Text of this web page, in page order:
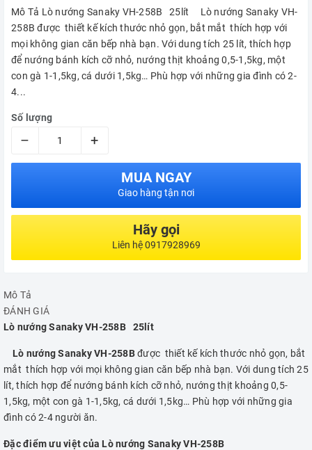
Mô Tả Lò nướng Sanaky VH-258B 25lít Lò nướng Sanaky VH-
258B được thiết kế kích thước nhỏ gọn, bắt mắt thích hợp với
mọi không gian căn bếp nhà bạn. Với dung tích 25 lít, thích hợp
để nướng bánh kích cỡ nhỏ, nướng thịt khoảng 0,5-1,5kg, một
con gà 1-1,5kg, cá dưới 1,5kg… Phù hợp với những gia đình có 2-
4...
Số lượng
– +
MUA NGAY
Giao hàng tận nơi
Hãy gọi
Liên hệ 0917928969
Mô Tả
ĐÁNH GIÁ
Lò nướng Sanaky VH-258B 25lít
Lò nướng Sanaky VH-258Bđược thiết kế kích thước nhỏ gọn, bắt
mắt thích hợp với mọi không gian căn bếp nhà bạn. Với dung tích 25
lít, thích hợp để nướng bánh kích cỡ nhỏ, nướng thịt khoảng 0,5-
1,5kg, một con gà 1-1,5kg, cá dưới 1,5kg… Phù hợp với những gia
đình có 2-4 người ăn.
Đặc điểm ưu việt của Lò nướng Sanaky VH-258B